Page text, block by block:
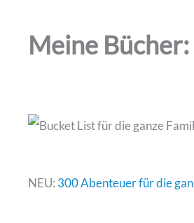
Meine Bücher:
NEU: 300 Abenteuer für die